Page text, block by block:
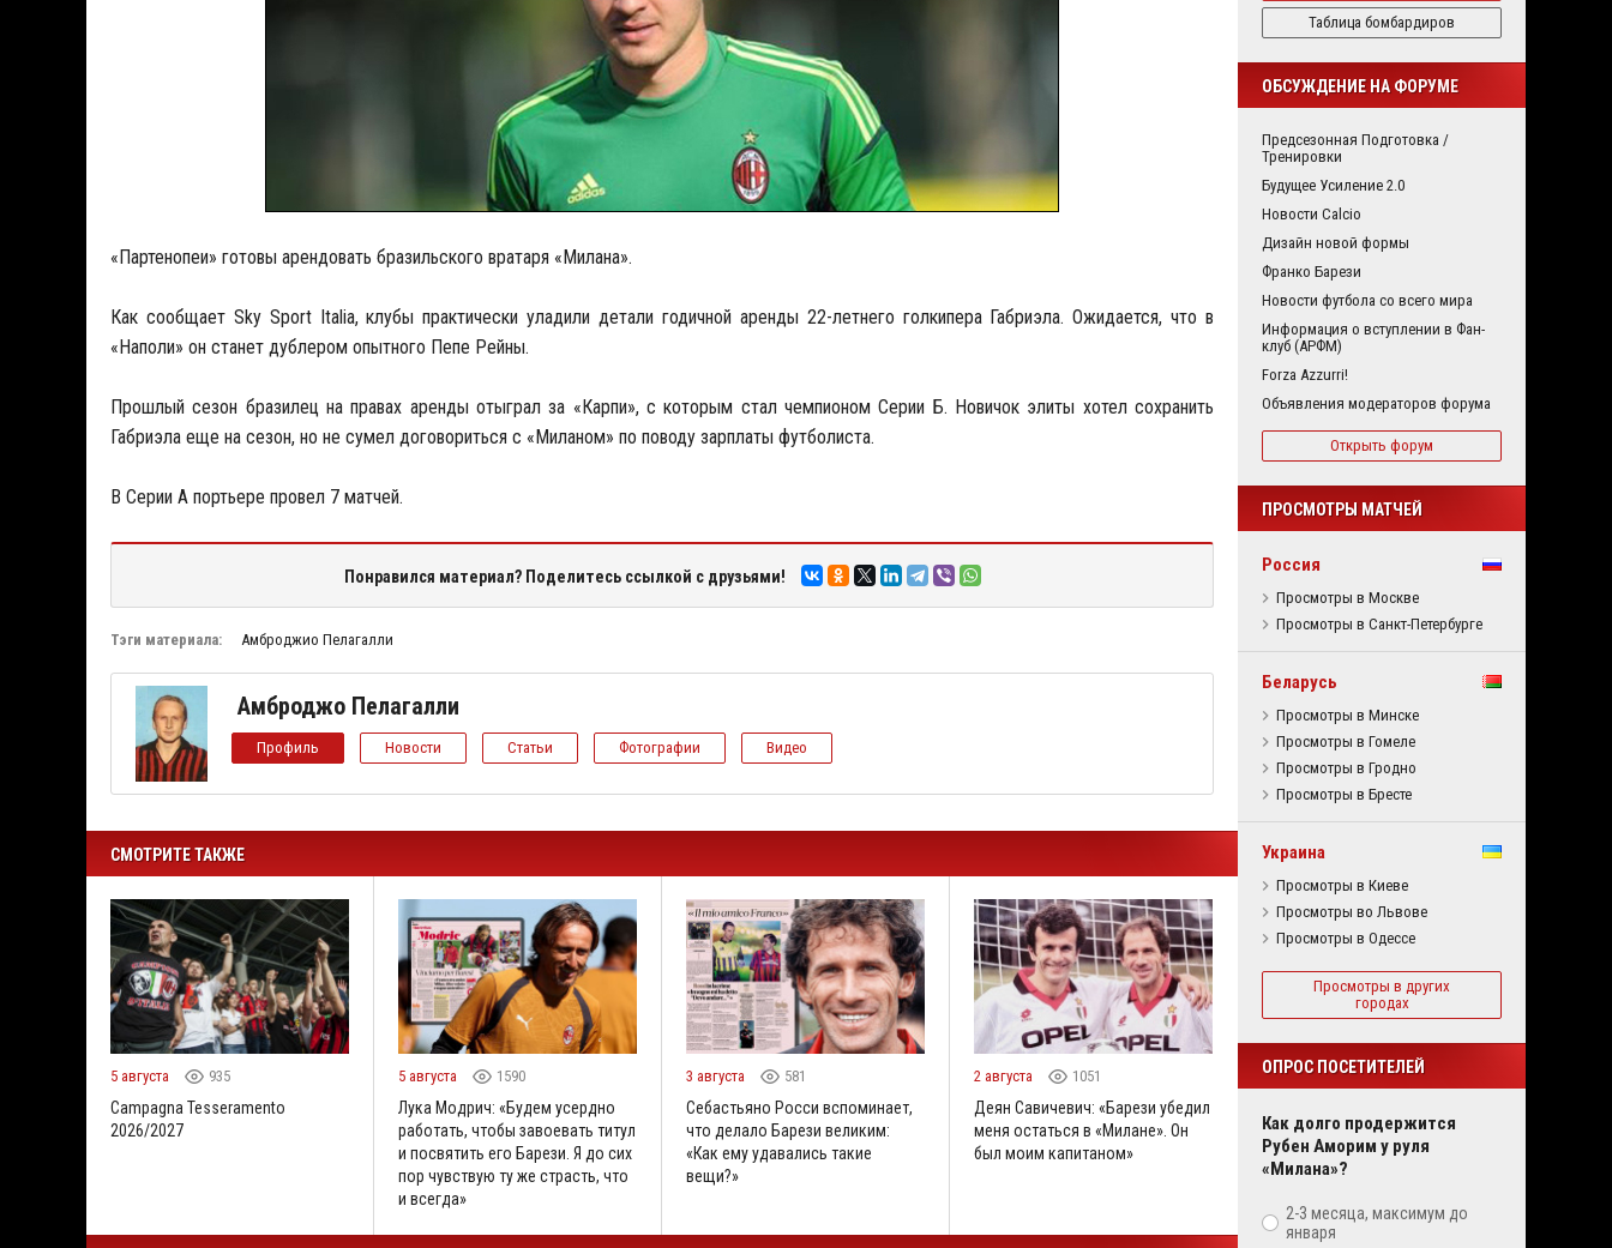
«Партенопеи» готовы арендовать бразильского вратаря «Милана».
Как сообщает Sky Sport Italia, клубы практически уладили детали годичной аренды 22-летнего голкипера Габриэла. Ожидается, что в
«Наполи» он станет дублером опытного Пепе Рейны.
Прошлый сезон бразилец на правах аренды отыграл за «Карпи», с которым стал чемпионом Серии Б. Новичок элиты хотел сохранить
Габриэла еще на сезон, но не сумел договориться с «Миланом» по поводу зарплаты футболиста.
В Серии А портьере провел 7 матчей.
Понравился материал? Поделитесь ссылкой с друзьями!
Тэги материала: Амброджио Пелагалли
Амброджо Пелагалли
Профиль Новости Статьи Фотографии Видео
СМОТРИТЕ ТАКЖЕ
5 августа 935
Campagna Tesseramento
2026/2027
5 августа 1590
Лука Модрич: «Будем усердно
работать, чтобы завоевать титул
и посвятить его Барези. Я до сих
пор чувствую ту же страсть, что
и всегда»
3 августа 581
Себастьяно Росси вспоминает,
что делало Барези великим:
«Как ему удавались такие
вещи?»
2 августа 1051
Деян Савичевич: «Барези убедил
меня остаться в «Милане». Он
был моим капитаном»
Таблица бомбардиров
ОБСУЖДЕНИЕ НА ФОРУМЕ
Предсезонная Подготовка /
Тренировки
Будущее Усиление 2.0
Новости Calcio
Дизайн новой формы
Франко Барези
Новости футбола со всего мира
Информация о вступлении в Фан-
клуб (АРФМ)
Forza Azzurri!
Объявления модераторов форума
Открыть форум
ПРОСМОТРЫ МАТЧЕЙ
Россия
Просмотры в Москве
Просмотры в Санкт-Петербурге
Беларусь
Просмотры в Минске
Просмотры в Гомеле
Просмотры в Гродно
Просмотры в Бресте
Украина
Просмотры в Киеве
Просмотры во Львове
Просмотры в Одессе
Просмотры в других
городах
ОПРОС ПОСЕТИТЕЛЕЙ
Как долго продержится
Рубен Аморим у руля
«Милана»?
2-3 месяца, максимум до
января